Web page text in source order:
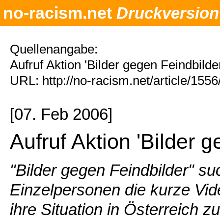
no-racism.net Druckversion
Quellenangabe:
Aufruf Aktion 'Bilder gegen
URL: http://no-racism.net/article/
[07. Feb 2006]
Aufruf Aktion 'Bilder
"Bilder gegen Feindbilder"
Einzelpersonen die kurze
ihre Situation in Österreich